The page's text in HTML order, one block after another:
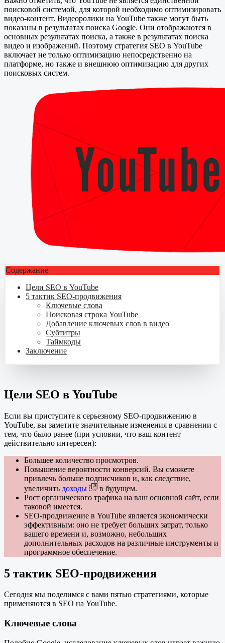
поисковой системой, для которой необходимо оптимизировать
видео-контент. Видеоролики на YouTube также могут быть
показаны в результатах поиска Google. Они отображаются в
основных результатах поиска, а также в результатах поиска
видео и изображений. Поэтому стратегия SEO в YouTube
включает не только оптимизацию непосредственно на
платформе, но также и внешнюю оптимизацию для других
поисковых систем.
Содержание
Цели SEO в YouTube
5 тактик SEO-продвижения
Ключевые слова
Поисковая строка YouTube
Добавление ключевых слов в видео
Субтитры
Таймкоды
Заключение
Цели SEO в YouTube
Если вы приступите к серьезному SEO-продвижению в
YouTube, вы заметите значительные изменения в сравнении с
тем, что было ранее (при условии, что ваш контент
действительно интересен):
Большее количество просмотров.
Повышение вероятности конверсий. Вы сможете
привлечь больше подписчиков и, как следствие,
увеличить доходы
в будущем.
Рост органического трафика на ваш основной сайт, если
таковой имеется.
SEO-продвижение в YouTube является экономически
эффективным: оно не требует больших затрат, только
вашего времени и, возможно, небольших
дополнительных расходов на различные инструменты и
программное обеспечение.
5 тактик SEO-продвижения
Сегодня мы поделимся с вами пятью стратегиями, которые
применяются в SEO на YouTube.
Ключевые слова